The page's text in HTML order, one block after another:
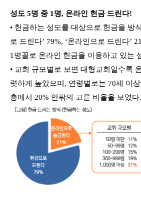
성도 5명 중 1명, 온라인 헌금 드린다!
• 헌금하는 성도를 대상으로 헌금을 방
로 드린다’ 79%, ‘온라인으로 드린다’
1명꼴로 온라인 헌금을 이용하고 있는
• 교회 규모별로 보면 대형교회일수록
렷하게 높았으며, 연령별로는 70세 이
층에서 20% 안팎의 고른 비율을 보였다.